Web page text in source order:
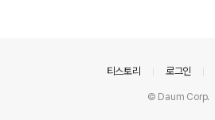
티스토리 로그인
© Daum Corp.